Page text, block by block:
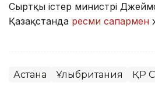
Сыртқы істер министрі
Қазақстанда ресми сапармен
Астана Ұлыбритания ҚР